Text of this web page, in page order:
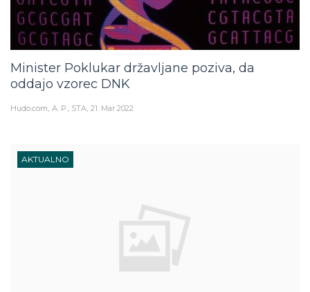
Minister Poklukar državljane poziva, da
oddajo vzorec DNK
Hudo.com A. P., STA 21. Mar 2022
AKTUALNO